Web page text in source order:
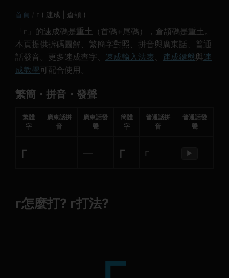
首頁 г ( 速成 | 倉頡 )
「г」的速成碼是 重土 （首碼+尾碼），倉頡碼是重土。
本頁提供拆碼圖解、繁簡字對照、拼音與廣東話、普通
話發音。更多速成查字、 速成輸入法表、 速成鍵盤與速
成教學可配合使用。
繁簡・拼音・發聲
繁體
字
廣東話拼
音
廣東話發
聲
簡體
字
普通話拼
音
普通話發
聲
г — г г ▶
г怎麼打? г打法?